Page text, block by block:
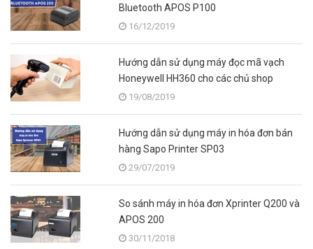
Bluetooth APOS P100
16/12/2019
Hướng dẫn sử dụng máy đọc mã vạch
Honeywell HH360 cho các chủ shop
19/08/2019
Hướng dẫn sử dụng máy in hóa đơn bán
hàng Sapo Printer SP03
29/07/2019
So sánh máy in hóa đơn Xprinter Q200 và
APOS 200
30/11/2018